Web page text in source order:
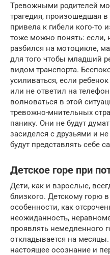
Тревожными родителей
трагедия, произошедшая
привела к гибели кого-то
тоже можно понять: если,
разбился на мотоцикле,
для того чтобы младший
видом транспорта.
усиливаться, если
или не ответил на
волноваться в этой
тревожно-мнительных
панику. Они не будут
засиделся с друзьями и
будут представлять себе
Детское горе при
Дети, как и взрослые,
близкого. Детскому горю
особенности, как
неожиданность,
проявлять немедленного
откладывается на
настоящее осознание и